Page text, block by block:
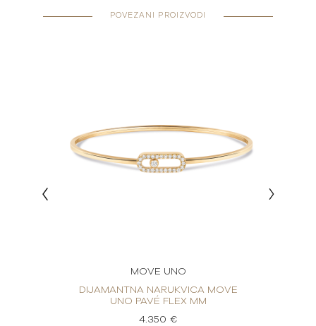
POVEZANI PROIZVODI
MOVE UNO
DIJAMANTNA NARUKVICA MOVE
UNO PAVÉ FLEX MM
4.350 €